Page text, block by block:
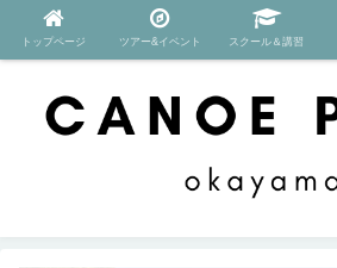
トップページ ツアー&イベント スクール＆講習